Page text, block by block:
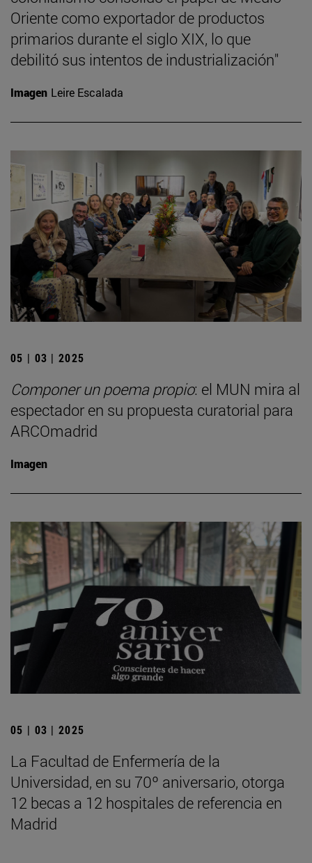
Oriente como exportador de productos
primarios durante el siglo XIX, lo que
debilitó sus intentos de industrialización"
Imagen Leire Escalada
05 | 03 | 2025
Componer un poema propio: el MUN mira al
espectador en su propuesta curatorial para
ARCOmadrid
Imagen
05 | 03 | 2025
La Facultad de Enfermería de la
Universidad, en su 70º aniversario, otorga
12 becas a 12 hospitales de referencia en
Madrid